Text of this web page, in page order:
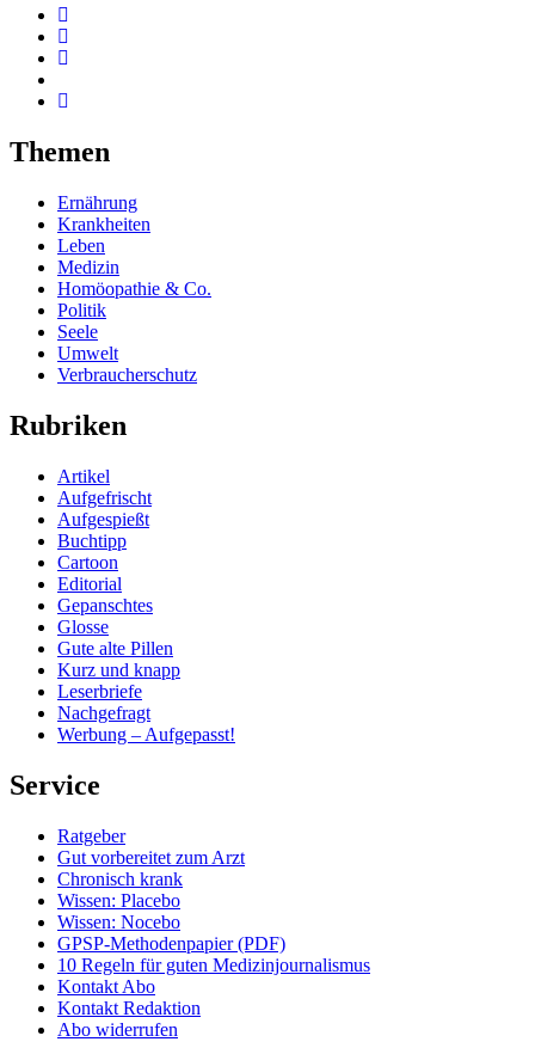
Themen
Ernährung
Krankheiten
Leben
Medizin
Homöopathie & Co.
Politik
Seele
Umwelt
Verbraucherschutz
Rubriken
Artikel
Aufgefrischt
Aufgespießt
Buchtipp
Cartoon
Editorial
Gepanschtes
Glosse
Gute alte Pillen
Kurz und knapp
Leserbriefe
Nachgefragt
Werbung – Aufgepasst!
Service
Ratgeber
Gut vorbereitet zum Arzt
Chronisch krank
Wissen: Placebo
Wissen: Nocebo
GPSP-Methodenpapier (PDF)
10 Regeln für guten Medizinjournalismus
Kontakt Abo
Kontakt Redaktion
Abo widerrufen